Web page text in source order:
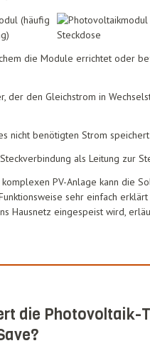
(häufig
die Module errichtet oder
der den Gleichstrom in
nicht benötigten Strom speichert
als Leitung zur
PV-Anlage kann die
sehr einfach
Hausnetz eingespeist wird,
die Photovoltaik-